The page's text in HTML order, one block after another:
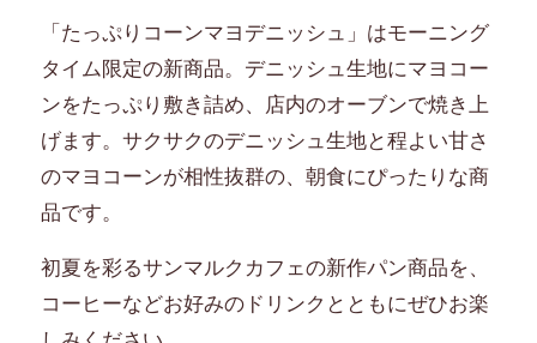
「たっぷりコーンマヨデニッシュ」はモーニング
タイム限定の新商品。デニッシュ生地にマヨコー
ンをたっぷり敷き詰め、店内のオーブンで焼き上
げます。サクサクのデニッシュ生地と程よい甘さ
のマヨコーンが相性抜群の、朝食にぴったりな商
品です。
初夏を彩るサンマルクカフェの新作パン商品を、
コーヒーなどお好みのドリンクとともにぜひお楽